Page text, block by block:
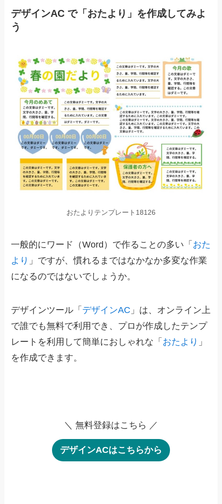
デザインAC で「おたより」を作成してみよ
う
おたよりテンプレート18126
一般的にワード（Word）で作ることの多い「 おた
より 」ですが、慣れるまではなかなか多変な作業
になるのではないでしょうか。
デザインツール「 デザインAC 」は、オンライン上
で誰でも無料で利用でき、プロが作成したテンプ
レートを利用して簡単におしゃれな「 おたより 」
を作成できます。
＼ 無料登録はこちら ／
デザインACはこちらから